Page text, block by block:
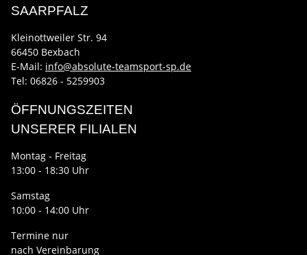
SAARPFALZ
Kleinottweiler Str. 94
66450 Bexbach
E-Mail: info@absolute-teamsport-sp.de
Tel: 06826 - 5259903
ÖFFNUNGSZEITEN
UNSERER FILIALEN
Montag - Freitag
13:00 - 18:30 Uhr
Samstag
10:00 - 14:00 Uhr
Termine nur
nach Vereinbarung